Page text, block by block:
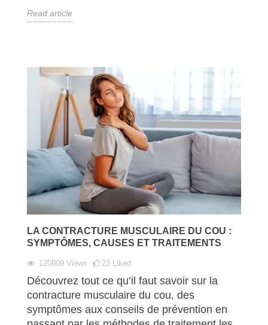
Read article
LA CONTRACTURE MUSCULAIRE DU COU :
SYMPTÔMES, CAUSES ET TRAITEMENTS
120809 Views 23 Liked
Découvrez tout ce qu’il faut savoir sur la
contracture musculaire du cou, des
symptômes aux conseils de prévention en